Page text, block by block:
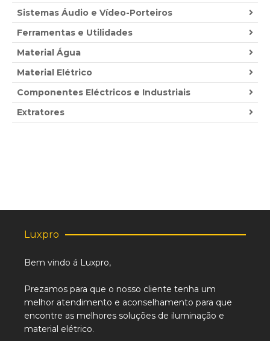
Sistemas Áudio e Vídeo-Porteiros
Ferramentas e Utilidades
Material Água
Material Elétrico
Componentes Eléctricos e Industriais
Extratores
Luxpro
Bem vindo á Luxpro,
Prezamos para que o nosso cliente tenha um
melhor atendimento e aconselhamento para que
encontre as melhores soluções de iluminação e
material elétrico.